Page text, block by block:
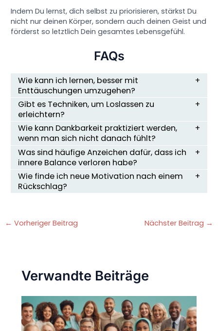
Indem Du lernst, dich selbst zu priorisieren, stärkst Du
nicht nur deinen Körper, sondern auch deinen Geist und
förderst so letztlich Dein gesamtes Lebensgefühl.
FAQs
Wie kann ich lernen, besser mit
Enttäuschungen umzugehen?
Gibt es Techniken, um Loslassen zu
erleichtern?
Wie kann Dankbarkeit praktiziert werden,
wenn man sich nicht danach fühlt?
Was sind häufige Anzeichen dafür, dass ich
innere Balance verloren habe?
Wie finde ich neue Motivation nach einem
Rückschlag?
← Vorheriger Beitrag Nächster Beitrag →
Verwandte Beiträge